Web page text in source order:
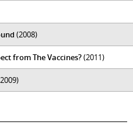
(2008)
from The Vaccines?(2011)